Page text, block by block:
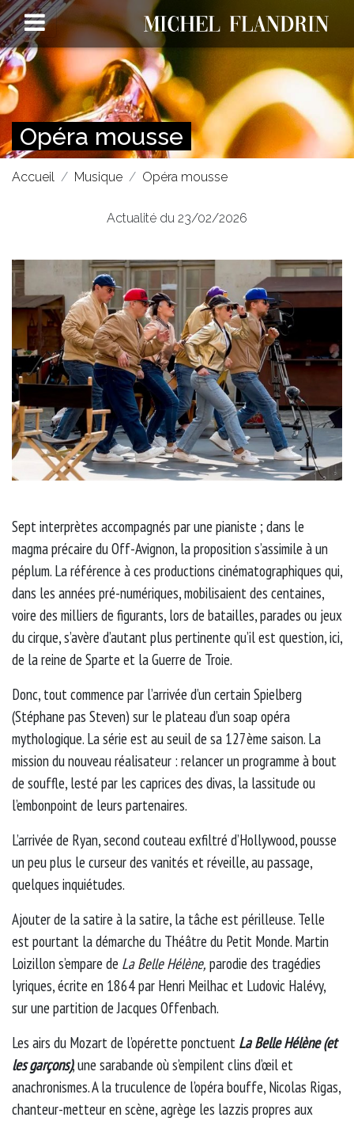
Opéra mousse
Accueil Musique Opéra mousse
Actualité du 23/02/2026
Sept interprètes accompagnés par une pianiste ; dans le
magma précaire du Off-Avignon, la proposition s’assimile à un
péplum. La référence à ces productions cinématographiques qui,
dans les années pré-numériques, mobilisaient des centaines,
voire des milliers de figurants, lors de batailles, parades ou jeux
du cirque, s’avère d’autant plus pertinente qu’il est question, ici,
de la reine de Sparte et la Guerre de Troie.
Donc, tout commence par l’arrivée d’un certain Spielberg
(Stéphane pas Steven) sur le plateau d’un soap opéra
mythologique. La série est au seuil de sa 127ème saison. La
mission du nouveau réalisateur : relancer un programme à bout
de souffle, lesté par les caprices des divas, la lassitude ou
l’embonpoint de leurs partenaires.
L’arrivée de Ryan, second couteau exfiltré d’Hollywood, pousse
un peu plus le curseur des vanités et réveille, au passage,
quelques inquiétudes.
Ajouter de la satire à la satire, la tâche est périlleuse. Telle
est pourtant la démarche du Théâtre du Petit Monde. Martin
Loizillon s’empare de La Belle Hélène, parodie des tragédies
lyriques, écrite en 1864 par Henri Meilhac et Ludovic Halévy,
sur une partition de Jacques Offenbach.
Les airs du Mozart de l’opérette ponctuent La Belle Hélène (et
les garçons), une sarabande où s’empilent clins d’œil et
anachronismes. A la truculence de l’opéra bouffe, Nicolas Rigas,
chanteur-metteur en scène, agrège les lazzis propres aux